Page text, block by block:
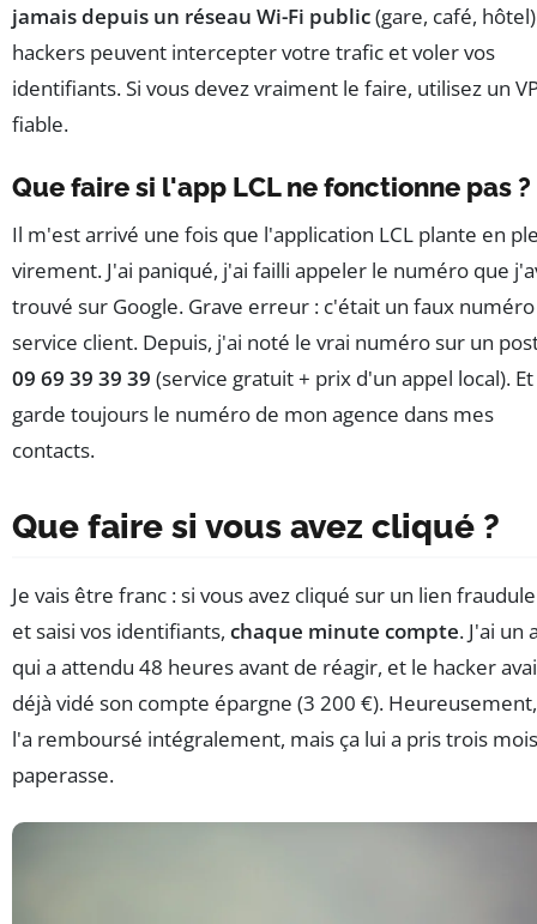
jamais depuis un réseau Wi-Fi public(gare, café,
hackers peuvent intercepter votre trafic et voler vos
identifiants. Si vous devez vraiment le faire, utilisez un
fiable.
Que faire si l'app LCL ne fonctionne pas ?
Il m'est arrivé une fois que l'application LCL plante en
virement. J'ai paniqué, j'ai failli appeler le numéro que
trouvé sur Google. Grave erreur : c'était un faux
service client. Depuis, j'ai noté le vrai numéro sur un
09 69 39 39 39 (service gratuit + prix d'un appel local).
garde toujours le numéro de mon agence dans mes
contacts.
Que faire si vous avez cliqué ?
Je vais être franc : si vous avez cliqué sur un lien
et saisi vos identifiants, chaque minute compte. J'ai un
qui a attendu 48 heures avant de réagir, et le hacker
déjà vidé son compte épargne (3 200 €).
l'a remboursé intégralement, mais ça lui a pris trois
paperasse.